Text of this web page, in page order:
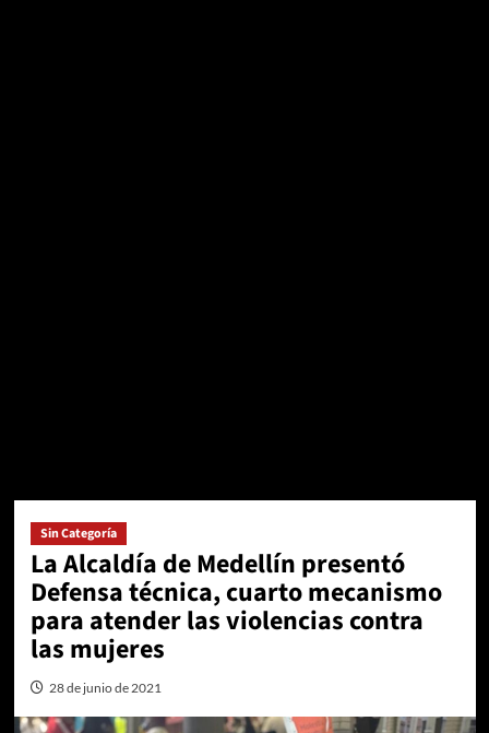
Sin Categoría
La Alcaldía de Medellín presentó
Defensa técnica, cuarto mecanismo
para atender las violencias contra
las mujeres
28 de junio de 2021